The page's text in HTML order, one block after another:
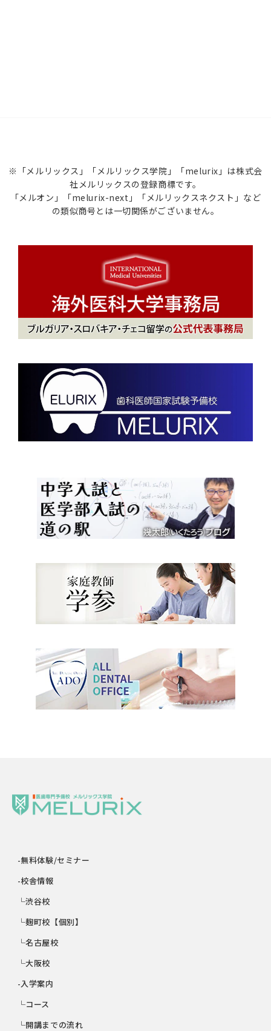
※「メルリックス」「メルリックス学院」「melurix」は株式会
社メルリックスの登録商標です。
「メルオン」「melurix-next」「メルリックスネクスト」など
の類似商号とは一切関係がございません。
-無料体験/セミナー
-校舎情報
└渋谷校
└麹町校【個別】
└名古屋校
└大阪校
-入学案内
└コース
└開講までの流れ